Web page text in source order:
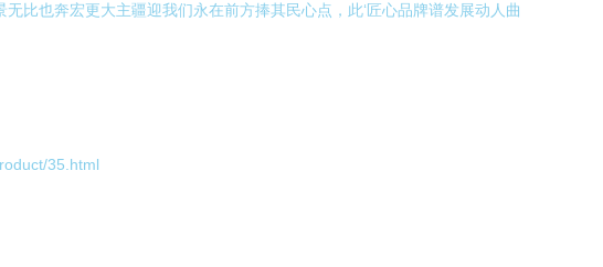
比也奔宏更大主疆迎我们永在前方捧其民心点，此‘匠心品牌谱发展动人曲
35.html